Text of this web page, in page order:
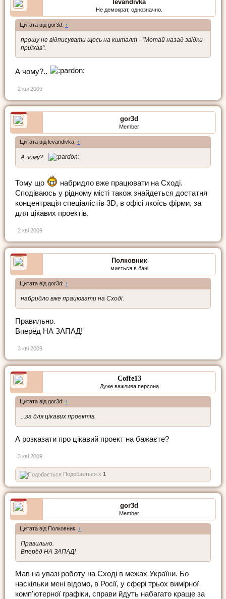
levandivka
Не демократ, однозначно.
Цитата від gor3d: ↑
прошу не відписувати щось на кшталт - "Мотай назад звідки
приїхав".
А чому?..
2 кві 2009
gor3d
Member
Цитата від levandivka: ↑
А чому?..
Тому що
набридло вже працювати на Сході.
Сподіваюсь у рідному місті також знайдеться достатня
концентрація спеціалістів 3D, в офісі якоїсь фірми, за
для цікавих проектів.
2 кві 2009
Полковник
миється в бані
Цитата від gor3d: ↑
набридло вже працювати на Сході.
Правильно.
Вперёд НА ЗАПАД!
3 кві 2009
Coffe13
Дуже важлива персона
Цитата від gor3d: ↑
...за для цікавих проектів.
А розказати про цікавий проект на бажаєте?
3 кві 2009
Подобається x 1
gor3d
Member
Цитата від Полковник: ↑
Правильно.
Вперёд НА ЗАПАД!
Мав на увазі роботу на Сході в межах України. Бо
наскільки мені відомо, в Росії, у сфері трьох вимірної
комп'ютерної графіки, справи йдуть набагато краще за